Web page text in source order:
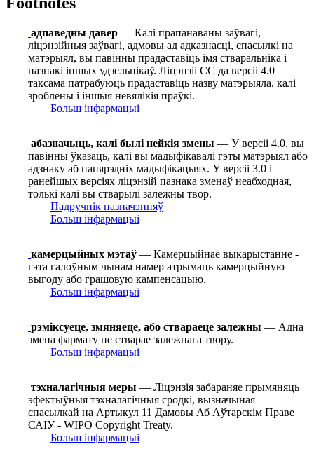
адпаведны давер — Калі прапанаваны заўвагі,
ліцэнзійныя заўвагі, адмовы ад адказнасці, спасылкі на
матэрыял, вы павінны прадаставіць імя стваральніка і
пазнакі іншых удзельнікаў. Ліцэнзіі СС да версіі 4.0
таксама патрабуюць прадаставіць назву матэрыяла, калі
зроблены і іншыя невялікія праўкі.
Больш інфармацыі
абазначыць, калі былі нейкія змены — У версіі 4.0, вы
павінны ўказаць, калі вы мадыфікавалі гэты матэрыял або
адзнаку аб папярэдніх мадыфікацыях. У версіі 3.0 і
ранейшых версіях ліцэнзій пазнака зменаў неабходная,
толькі калі вы стварылі залежны твор.
Падручнік пазначэнняў
Больш інфармацыі
камерцыйных мэтаў — Камерцыйнае выкарыстанне -
гэта галоўным чынам намер атрымаць камерцыйную
выгоду або грашовую кампенсацыю.
Больш інфармацыі
рэміксуеце, змяняеце, або ствараеце залежны — Адна
змена фармату не стварае залежнага твору.
Больш інфармацыі
тэхналагічныя меры — Ліцэнзія забараняе прымяняць
эфектыўныя тэхналагічныя сродкі, вызначыная
спасылкай на Артыкул 11 Дамовы Аб Аўтарскім Праве
САІУ - WIPO Copyright Treaty.
Больш інфармацыі